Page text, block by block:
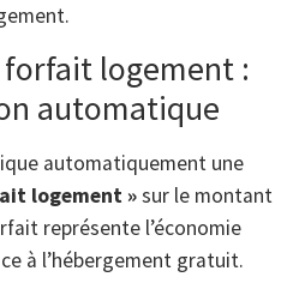
logement :
automatique
automatiquement une
logement »sur le montant
représente l’économie
à l’hébergement gratuit.